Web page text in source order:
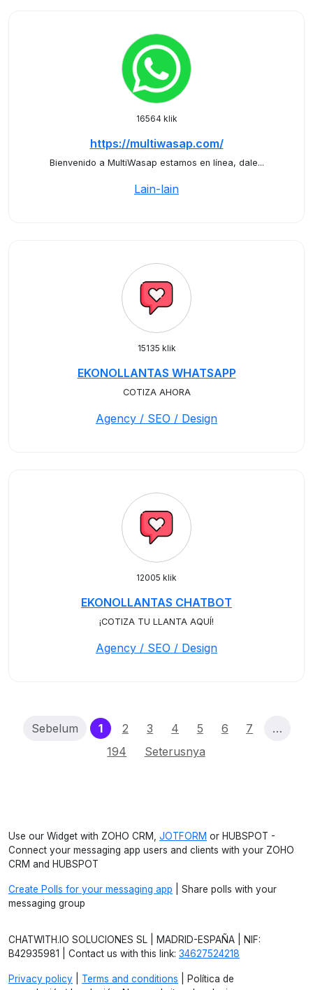
16564 klik
https://multiwasap.com/
Bienvenido a MultiWasap estamos en línea, dale...
Lain-lain
15135 klik
EKONOLLANTAS WHATSAPP
COTIZA AHORA
Agency / SEO / Design
12005 klik
EKONOLLANTAS CHATBOT
¡COTIZA TU LLANTA AQUÍ!
Agency / SEO / Design
Sebelum 1(current)
2 3 4 5 6 7
…
194
Seterusnya
Use our Widget with ZOHO CRM, JOTFORM or HUBSPOT -
Connect your messaging app users and clients with your ZOHO
CRM and HUBSPOT
Create Polls for your messaging app | Share polls with your
messaging group
CHATWITH.IO SOLUCIONES SL | MADRID-ESPAÑA | NIF:
B42935981 | Contact us with this link: 34627524218
Privacy policy Terms and conditions | Política de